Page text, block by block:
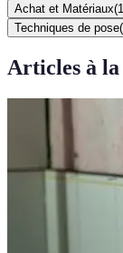
Achat et Matériaux(
Techniques de pose(
Articles à la